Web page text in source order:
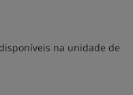
na unidade de